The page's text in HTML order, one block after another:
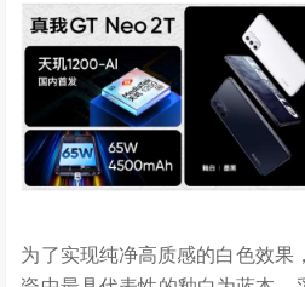
为了实现纯净高质感的白色效果